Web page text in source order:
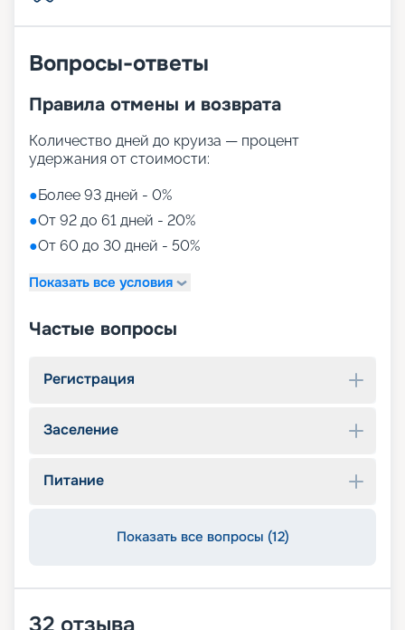
Вопросы-ответы
Правила отмены и возврата
Количество дней до круиза — процент
удержания от стоимости:
●Более 93 дней - 0%
●От 92 до 61 дней - 20%
●От 60 до 30 дней - 50%
Показать все условия
Частые вопросы
Регистрация
Заселение
Питание
Показать все вопросы (12)